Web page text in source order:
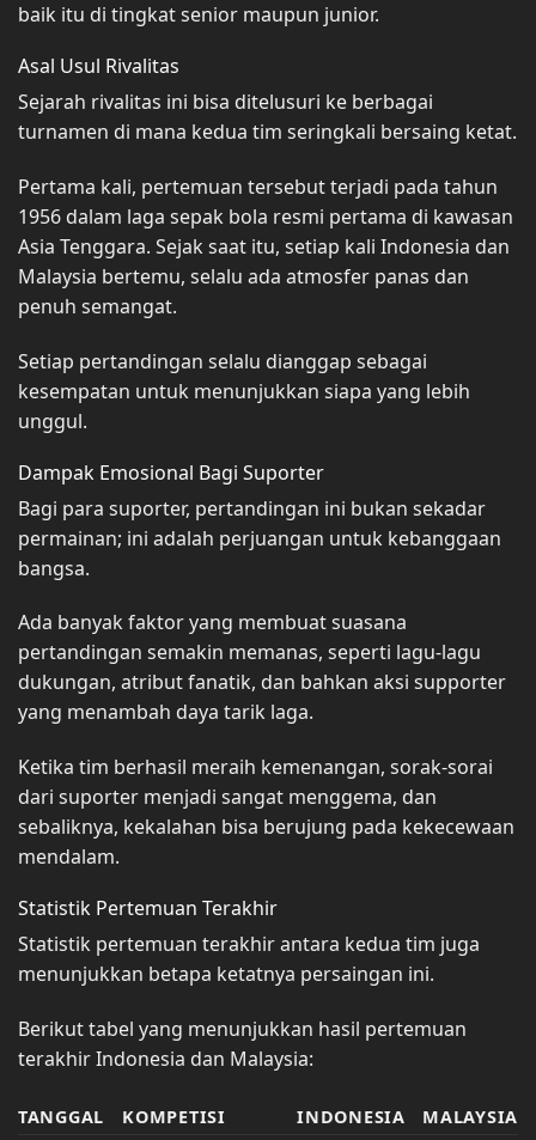
baik itu di tingkat senior maupun junior.
Asal Usul Rivalitas
Sejarah rivalitas ini bisa ditelusuri ke berbagai
turnamen di mana kedua tim seringkali bersaing ketat.
Pertama kali, pertemuan tersebut terjadi pada tahun
1956 dalam laga sepak bola resmi pertama di kawasan
Asia Tenggara. Sejak saat itu, setiap kali Indonesia dan
Malaysia bertemu, selalu ada atmosfer panas dan
penuh semangat.
Setiap pertandingan selalu dianggap sebagai
kesempatan untuk menunjukkan siapa yang lebih
unggul.
Dampak Emosional Bagi Suporter
Bagi para suporter, pertandingan ini bukan sekadar
permainan; ini adalah perjuangan untuk kebanggaan
bangsa.
Ada banyak faktor yang membuat suasana
pertandingan semakin memanas, seperti lagu-lagu
dukungan, atribut fanatik, dan bahkan aksi supporter
yang menambah daya tarik laga.
Ketika tim berhasil meraih kemenangan, sorak-sorai
dari suporter menjadi sangat menggema, dan
sebaliknya, kekalahan bisa berujung pada kekecewaan
mendalam.
Statistik Pertemuan Terakhir
Statistik pertemuan terakhir antara kedua tim juga
menunjukkan betapa ketatnya persaingan ini.
Berikut tabel yang menunjukkan hasil pertemuan
terakhir Indonesia dan Malaysia:
TANGGAL KOMPETISI INDONESIA
MALAYSIA